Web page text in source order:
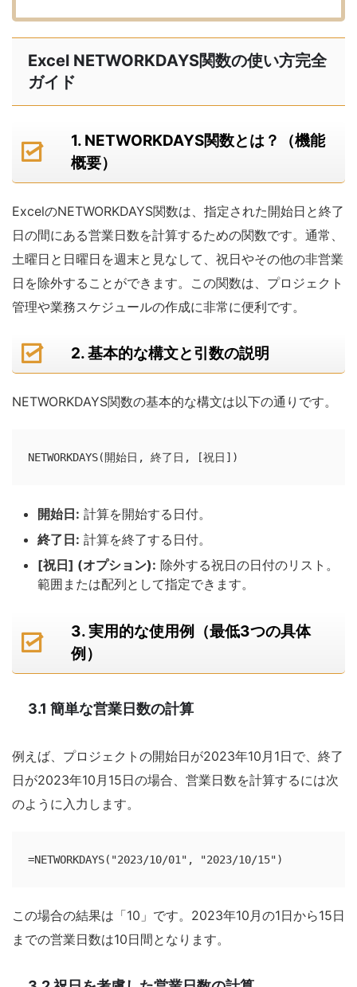
Excel NETWORKDAYS関数の使い方完全
ガイド
1. NETWORKDAYS関数とは？（機能
概要）
ExcelのNETWORKDAYS関数は、指定された開始日と終了
日の間にある営業日数を計算するための関数です。通常、
土曜日と日曜日を週末と見なして、祝日やその他の非営業
日を除外することができます。この関数は、プロジェクト
管理や業務スケジュールの作成に非常に便利です。
2. 基本的な構文と引数の説明
NETWORKDAYS関数の基本的な構文は以下の通りです。
NETWORKDAYS(開始日, 終了日, [祝日])
開始日: 計算を開始する日付。
終了日: 計算を終了する日付。
[祝日] (オプション): 除外する祝日の日付のリスト。
範囲または配列として指定できます。
3. 実用的な使用例（最低3つの具体
例）
3.1 簡単な営業日数の計算
例えば、プロジェクトの開始日が2023年10月1日で、終了
日が2023年10月15日の場合、営業日数を計算するには次
のように入力します。
=NETWORKDAYS("2023/10/01", "2023/10/15")
この場合の結果は「10」です。2023年10月の1日から15日
までの営業日数は10日間となります。